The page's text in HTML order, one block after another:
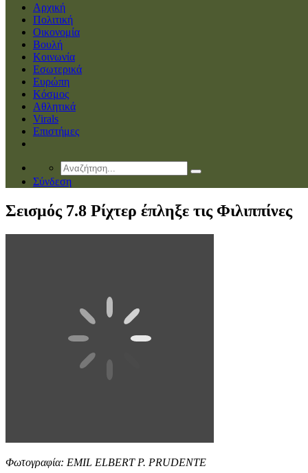
Αρχική
Πολιτική
Οικονομία
Βουλή
Κοινωνία
Εσωτερικά
Ευρώπη
Κόσμος
Αθλητικά
Virals
Επιστήμες
Σύνδεση
Σεισμός 7.8 Ρίχτερ έπληξε τις Φιλιππίνες
Φωτογραφία: EMIL ELBERT P. PRUDENTE